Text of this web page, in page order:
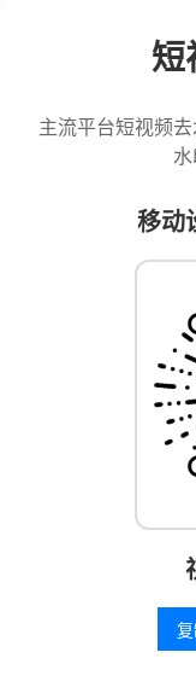
短
主流平台短视频
移动